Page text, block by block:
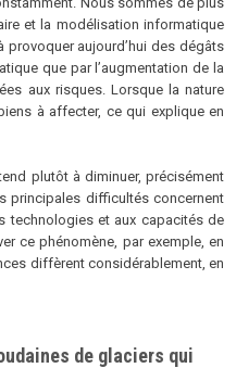
et la modélisation informatique
provoquer aujourdʼhui des dégâts
que par lʼaugmentation de la
aux risques. Lorsque la nature
à affecter, ce qui explique en
plutôt à diminuer, précisément
principales difficultés concernent
technologies et aux capacités de
ce phénomène, par exemple, en
diffèrent considérablement, en
de glaciers qui